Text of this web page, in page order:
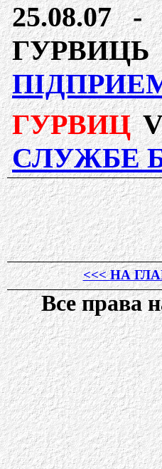
25.08.07 -
ГУРВИЦ
СЛУЖБЕ
<<< НА
Все права